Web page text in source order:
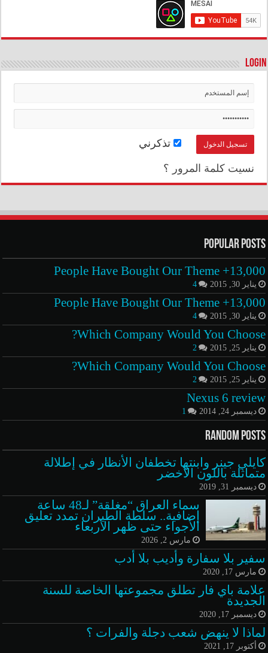
Login
تذكرني
نسيت كلمة المرور ؟
Popular Posts
13,000+ People Have Bought Our Theme
يناير 30, 2015 4
13,000+ People Have Bought Our Theme
يناير 30, 2015 4
Which Company Would You Choose?
يناير 25, 2015 2
Which Company Would You Choose?
يناير 25, 2015 2
Nexus 6 review
ديسمبر 24, 2014 1
Random Posts
كايلي جينر وابنتها تخطفان الأنظار في إطلالة
متماثلة باللون الأخضر
ديسمبر 31, 2019
سماء العراق “مغلقة” لـ48 ساعة
إضافية.. سلطة الطيران تمدد تعليق
الأجواء حتى ظهر الأربعاء
مارس 2, 2026
سفير بلا سفارة وأديب بلا أدب
مارس 17, 2020
علامة باي فار تطلق مجموعتها الخاصة للسنة
الجديدة
ديسمبر 17, 2020
لماذا لا ينهض شعب دجلة والفرات ؟
أكتوبر 17, 2021